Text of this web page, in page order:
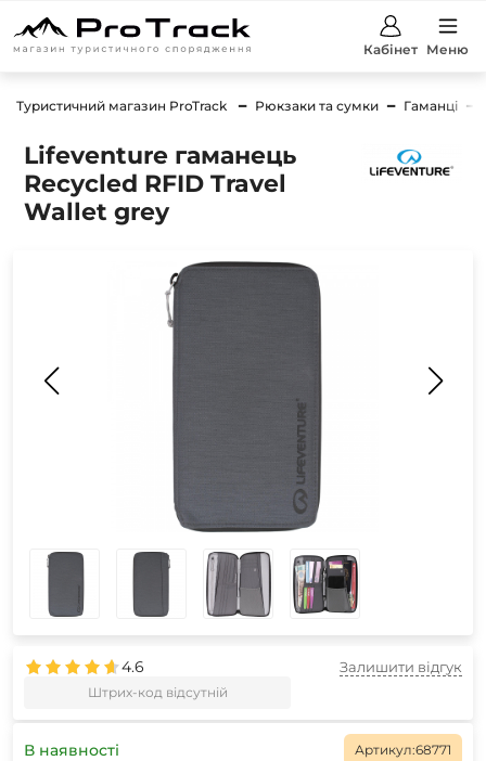
Кабінет Меню
Туристичний магазин ProTrack Рюкзаки та сумки Гаманці
Lifeventure гаманець
Recycled RFID Travel
Wallet grey
4.6
Штрих-код відсутній
Залишити відгук
В наявності Артикул:68771